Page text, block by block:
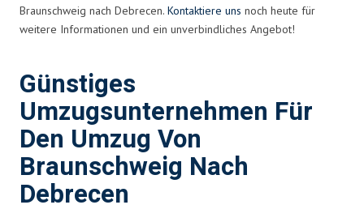
Braunschweig nach Debrecen. Kontaktiere uns noch heute für
weitere Informationen und ein unverbindliches Angebot!
Günstiges
Umzugsunternehmen Für
Den Umzug Von
Braunschweig Nach
Debrecen